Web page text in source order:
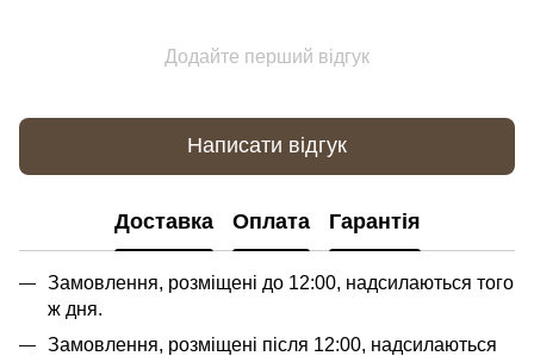
Додайте перший відгук
Написати відгук
Доставка Оплата Гарантія
Замовлення, розміщені до 12:00, надсилаються того
ж дня.
Замовлення, розміщені після 12:00, надсилаються